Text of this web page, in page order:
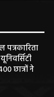
पत्रकारिता
छात्रों ने